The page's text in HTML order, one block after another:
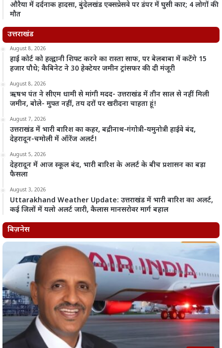
औरैया में दर्दनाक हादसा, बुंदेलखंड एक्सप्रेसवे पर डंपर में घुसी कार; 4 लोगों की
मौत
उत्तराखंड
August 8, 2026
हाई कोर्ट को हल्द्वानी शिफ्ट करने का रास्ता साफ, पर बेलबाबा में कटेंगे 15
हजार पौधे; कैबिनेट ने 30 हेक्टेयर जमीन ट्रांसफर की दी मंजूरी
August 8, 2026
ऋषभ पंत ने सीएम धामी से मांगी मदद- उत्तराखंड में तीन साल से नहीं मिली
जमीन, बोले- मुफ्त नहीं, तय दरों पर खरीदना चाहता हूं!
August 7, 2026
उत्तराखंड में भारी बारिश का कहर, बद्रीनाथ-गंगोत्री-यमुनोत्री हाईवे बंद,
देहरादून-चमोली में ऑरेंज अलर्ट!
August 5, 2026
देहरादून में आज स्कूल बंद, भारी बारिश के अलर्ट के बीच प्रशासन का बड़ा
फैसला
August 3, 2026
Uttarakhand Weather Update: उत्तराखंड में भारी बारिश का अलर्ट,
कई जिलों में यलो अलर्ट जारी, कैलास मानसरोवर मार्ग बहाल
बिज़नेस